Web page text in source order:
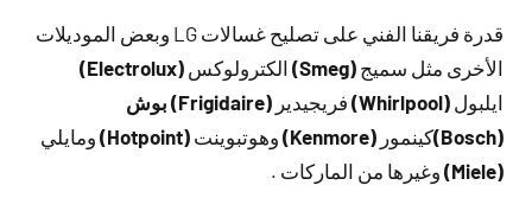
قدرة فريقنا الفني على تصليح غسالات LG وبعض الموديلات
الأخرى مثل سميج (Smeg) الكترولوكس (Electrolux)
ايلبول (Whirlpool) فريجيدير (Frigidaire)
بوش
(Bosch)
كينمور (Kenmore) وهوتبوينت (Hotpoint)
ومايلي
(Miele)
وغيرها من الماركات .